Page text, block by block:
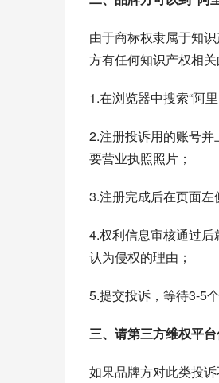
由于商标权隶属于知
方有任何知识产权相
1.在浏览器中搜索“阿
2.注册投诉用的账号
要营业执照照片；
3.注册完成后在页面
4.权利信息审核通过
认为侵权的理由；
5.提交投诉，等待3-5
三、请第三方维权平
如果品牌方对此类投